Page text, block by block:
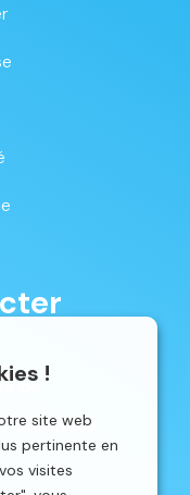
!
site web
pertinente en
visites